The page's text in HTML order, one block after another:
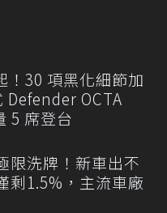
！30 項黑化細節加
Defender OCTA
5 席登台
限洗牌！新車出不
剩1.5%，主流車廠